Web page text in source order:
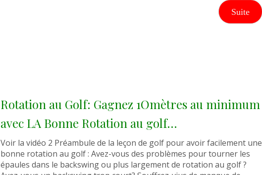
Suite
Rotation au Golf: Gagnez 1Omètres au minimum
avec LA Bonne Rotation au golf…
Voir la vidéo 2 Préambule de la leçon de golf pour avoir facilement une
bonne rotation au golf : Avez-vous des problèmes pour tourner les
épaules dans le backswing ou plus largement de rotation au golf ?